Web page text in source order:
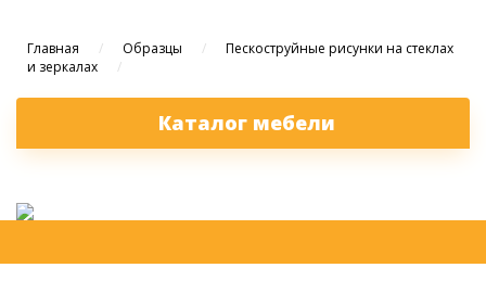
Главная / Образцы /
Пескоструйные рисунки на стеклах
и зеркалах
/
Каталог мебели